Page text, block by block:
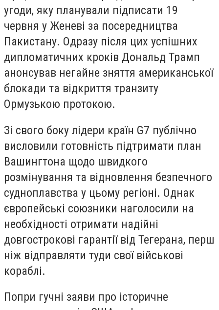
угоди, яку планували підписати 19
червня у Женеві за посередництва
Пакистану. Одразу після цих успішних
дипломатичних кроків Дональд Трамп
анонсував негайне зняття американської
блокади та відкриття транзиту
Ормузькою протокою.
Зі свого боку лідери країн G7 публічно
висловили готовність підтримати план
Вашингтона щодо швидкого
розмінування та відновлення безпечного
судноплавства у цьому регіоні. Однак
європейські союзники наголосили на
необхідності отримати надійні
довгострокові гарантії від Тегерана, перш
ніж відправляти туди свої військові
кораблі.
Попри гучні заяви про історичне